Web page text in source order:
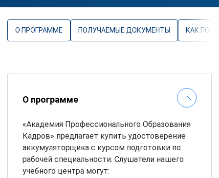
О ПРОГРАММЕ ПОЛУЧАЕМЫЕ ДОКУМЕНТЫ КАК
О программе
«Академия Профессионального Образования
Кадров» предлагает купить удостоверение
аккумуляторщика с курсом подготовки по
рабочей специальности. Слушатели нашего
учебного центра могут: